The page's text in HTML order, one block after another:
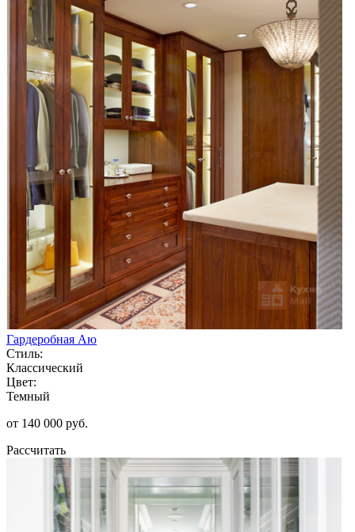
Гардеробная Аю
Стиль:
Классический
Цвет:
Темный
от 140 000 руб.
Рассчитать